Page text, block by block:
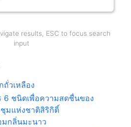
results, ESC to focus search
input
ถั่วเหลือง
6 ชนิดเพื่อความสดชื่นของ
มแห่งชาติสิริกิติ์
กลิ่นมะนาว